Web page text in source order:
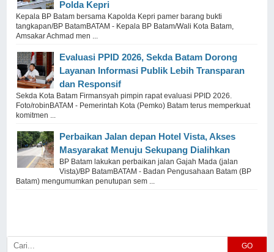
Polda Kepri
Kepala BP Batam bersama Kapolda Kepri pamer barang bukti
tangkapan/BP BatamBATAM - Kepala BP Batam/Wali Kota Batam,
Amsakar Achmad men ...
Evaluasi PPID 2026, Sekda Batam Dorong
Layanan Informasi Publik Lebih Transparan
dan Responsif
Sekda Kota Batam Firmansyah pimpin rapat evaluasi PPID 2026.
Foto/robinBATAM - Pemerintah Kota (Pemko) Batam terus memperkuat
komitmen ...
Perbaikan Jalan depan Hotel Vista, Akses
Masyarakat Menuju Sekupang Dialihkan
BP Batam lakukan perbaikan jalan Gajah Mada (jalan
Vista)/BP BatamBATAM - Badan Pengusahaan Batam (BP
Batam) mengumumkan penutupan sem ...
GO